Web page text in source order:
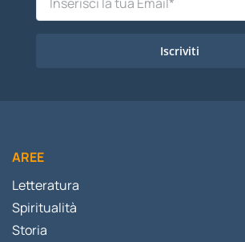
Iscriviti
AREE
Letteratura
Spiritualità
Storia